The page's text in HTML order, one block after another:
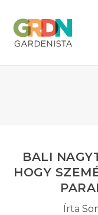
BALI
HOGY
Írta